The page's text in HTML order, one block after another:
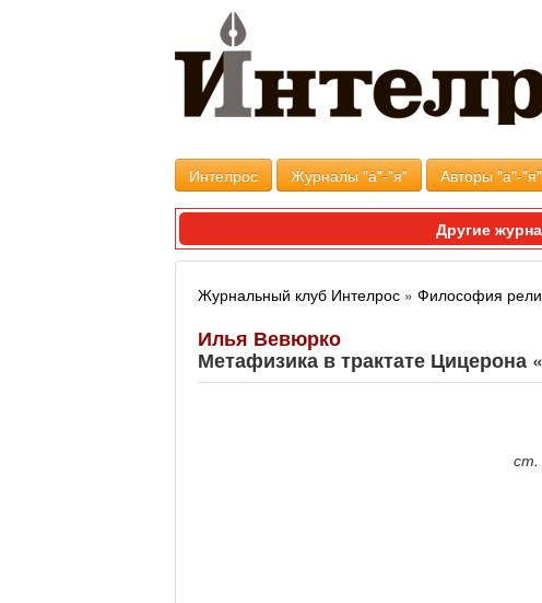
Интелрос Журналы "а"-"я" Авторы "а"-"я"
Другие
Журнальный клуб Интелрос » Философия
Илья Вевюрко
Метафизика в трактате Цицерона
ст.